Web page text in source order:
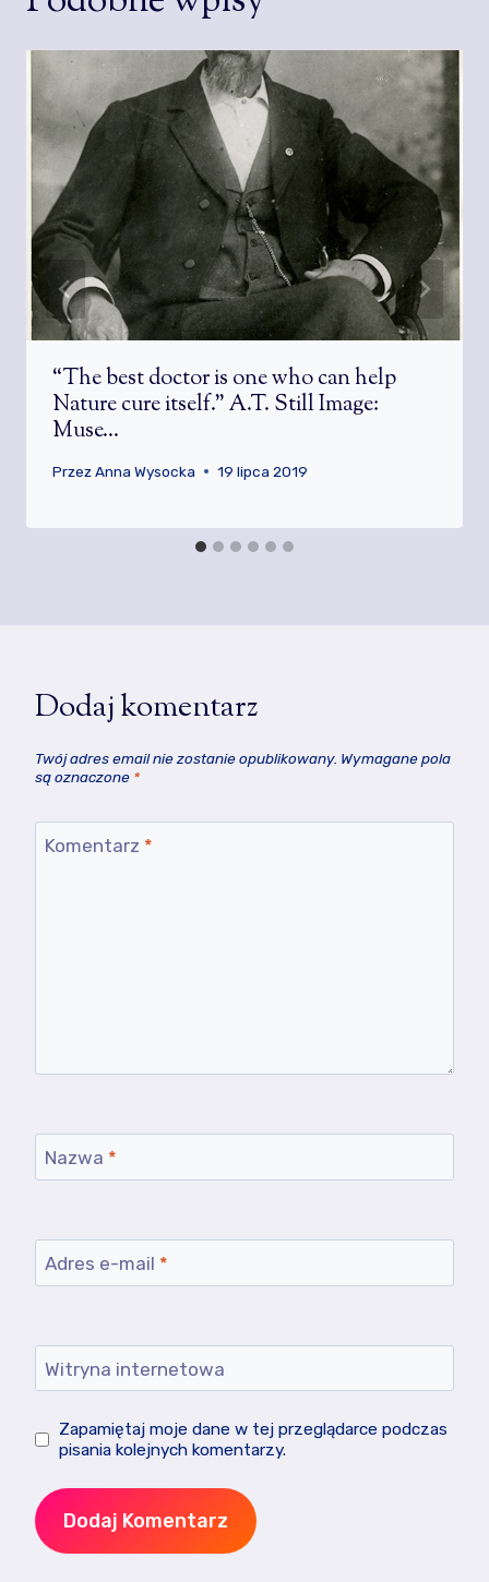
“The best doctor is one who can help
Nature cure itself.” A.T. Still Image:
Muse…
PrzezAnna Wysocka 19 lipca 2019
Dodaj komentarz
Twój adres email nie zostanie opublikowany. Wymagane pola
są oznaczone *
Komentarz *
Nazwa *
Adres e-mail *
Witryna internetowa
Zapamiętaj moje dane w tej przeglądarce podczas
pisania kolejnych komentarzy.